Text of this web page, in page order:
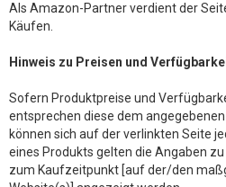
Als Amazon-Partner verdient der
Käufen.
Hinweis zu Preisen und
Sofern Produktpreise und
entsprechen diese dem
können sich auf der verlinkten Seite
eines Produkts gelten die Angaben
zum Kaufzeitpunkt [auf der/den